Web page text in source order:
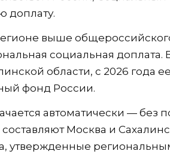
доплату.
выше
социальная доплата.
области, с 2026 года
фонд России.
автоматически — без
Москва и
утвержденные